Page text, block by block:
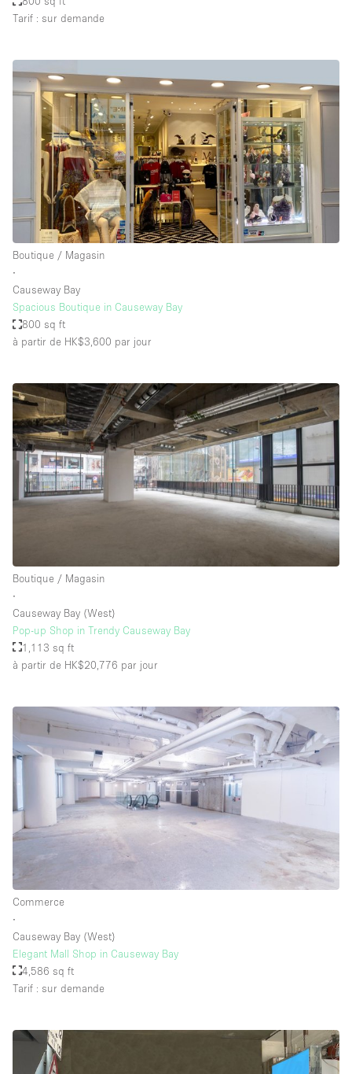
Tarif : sur demande
Boutique / Magasin
∙
Causeway Bay
Spacious Boutique in Causeway Bay
800 sq ft
à partir de HK$3,600 par jour
Boutique / Magasin
∙
Causeway Bay (West)
Pop-up Shop in Trendy Causeway Bay
1,113 sq ft
à partir de HK$20,776 par jour
Commerce
∙
Causeway Bay (West)
Elegant Mall Shop in Causeway Bay
4,586 sq ft
Tarif : sur demande